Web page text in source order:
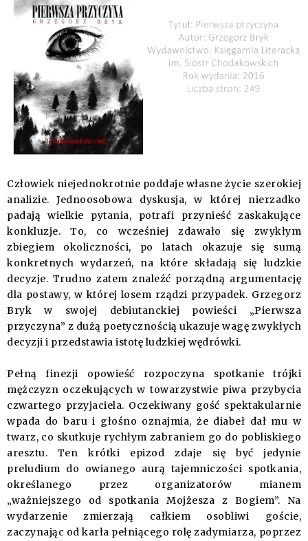
Człowiek niejednokrotnie poddaje własne życie szerokiej
analizie. Jednoosobowa dyskusja, w której nierzadko
padają wielkie pytania, potrafi przynieść zaskakujące
konkluzje. To, co wcześniej zdawało się zwykłym
zbiegiem okoliczności, po latach okazuje się sumą
konkretnych wydarzeń, na które składają się ludzkie
decyzje. Trudno zatem znaleźć porządną argumentację
dla postawy, w której losem rządzi przypadek. Grzegorz
Bryk w swojej debiutanckiej powieści „Pierwsza
przyczyna” z dużą poetycznością ukazuje wagę zwykłych
decyzji i przedstawia istotę ludzkiej wędrówki.
Pełną finezji opowieść rozpoczyna spotkanie trójki
mężczyzn oczekujących w towarzystwie piwa przybycia
czwartego przyjaciela. Oczekiwany gość spektakularnie
wpada do baru i głośno oznajmia, że diabeł dał mu w
twarz, co skutkuje rychłym zabraniem go do pobliskiego
aresztu. Ten krótki epizod zdaje się być jedynie
preludium do owianego aurą tajemniczości spotkania,
określanego przez organizatorów mianem
„ważniejszego od spotkania Mojżesza z Bogiem”. Na
wydarzenie zmierzają całkiem osobliwi goście,
zaczynając od karła pełniącego rolę zadymiarza, poprzez